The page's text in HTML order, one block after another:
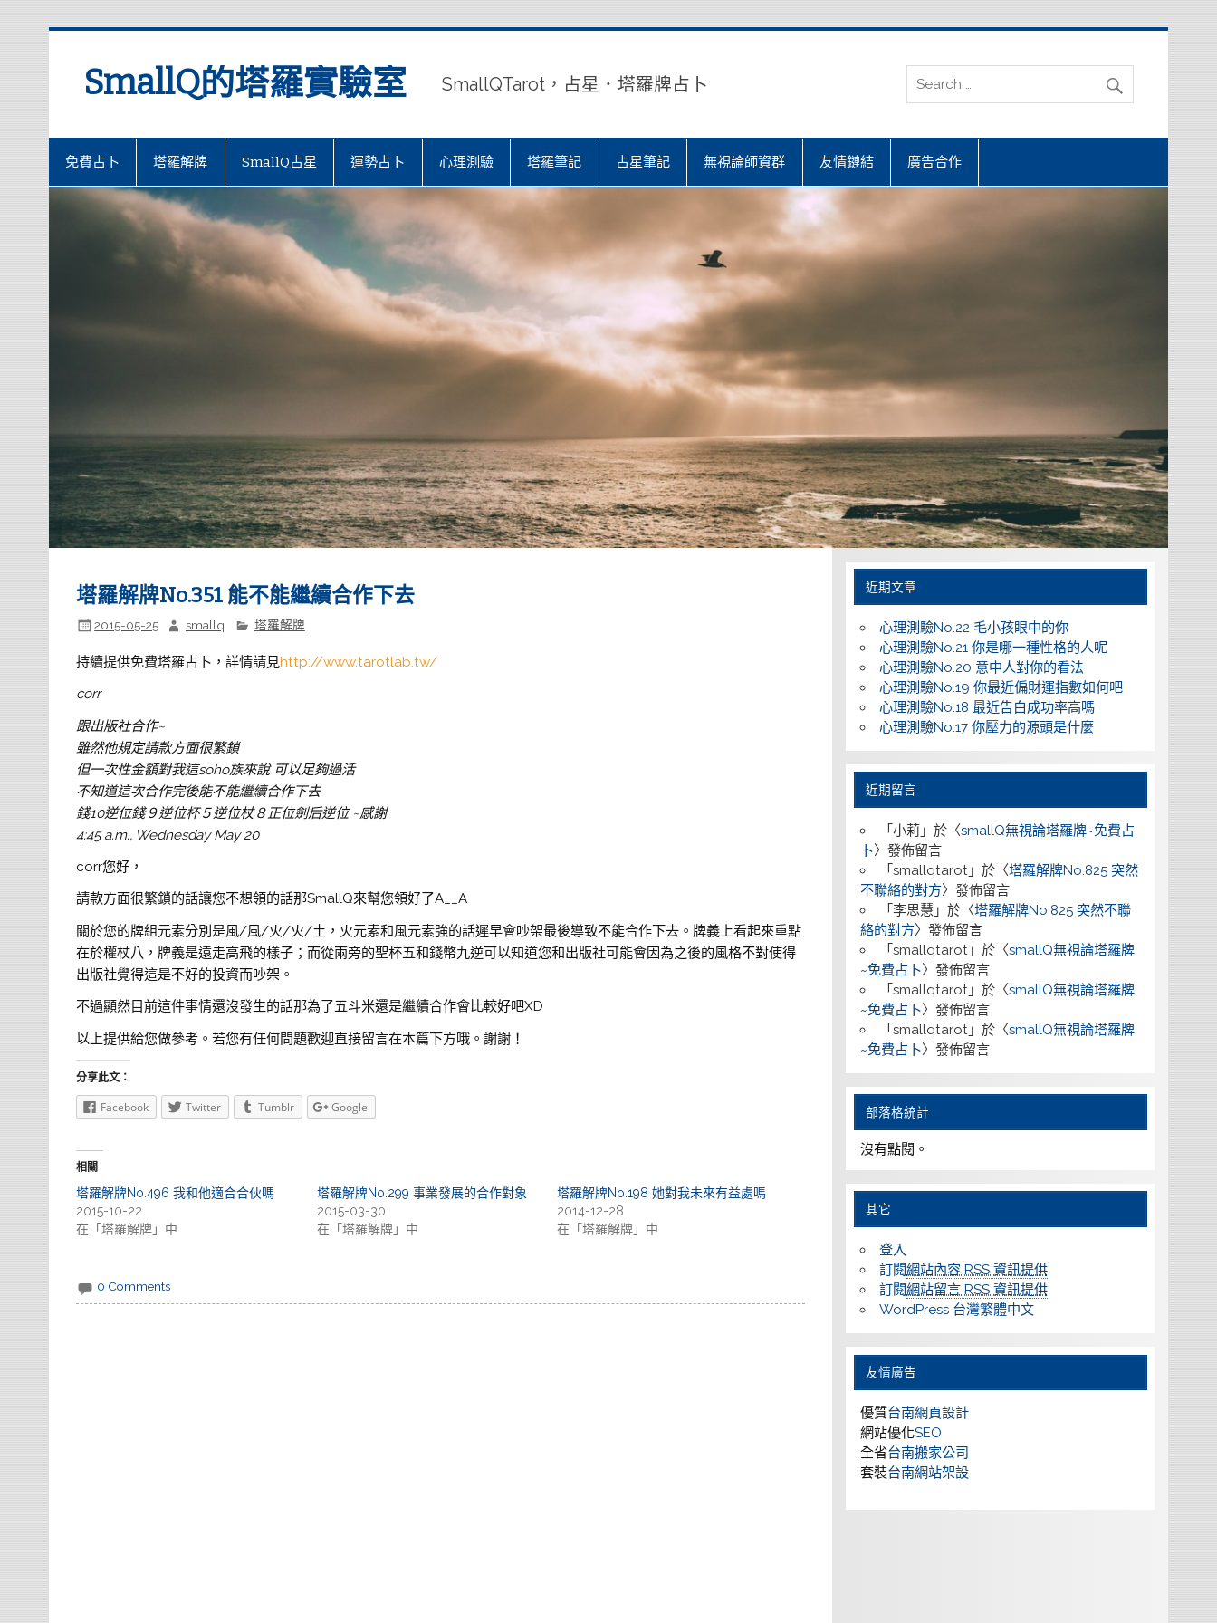
SmallQ的塔羅實驗室 SmallQTarot，占星．塔羅牌占卜
免費占卜 塔羅解牌 SmallQ占星 運勢占卜 心理測驗 塔羅筆記 占星筆記 無視論師資群 友情鏈結 廣告合作
塔羅解牌No.351 能不能繼續合作下去
2015-05-25 smallq 塔羅解牌
持續提供免費塔羅占卜，詳情請見http://www.tarotlab.tw/
corr
跟出版社合作~
雖然他規定請款方面很繁鎖
但一次性金額對我這soho族來說 可以足夠過活
不知道這次合作完後能不能繼續合作下去
錢10逆位錢９逆位杯５逆位杖８正位劍后逆位 ~感謝
4:45 a.m., Wednesday May 20
corr您好，
請款方面很繁鎖的話讓您不想領的話那SmallQ來幫您領好了A__A
關於您的牌組元素分別是風/風/火/火/土，火元素和風元素強的話遲早會吵架最後導致不能合作下去。牌義上看起來重點
在於權杖八，牌義是遠走高飛的樣子；而從兩旁的聖杯五和錢幣九逆可以知道您和出版社可能會因為之後的風格不對使得
出版社覺得這是不好的投資而吵架。
不過顯然目前這件事情還沒發生的話那為了五斗米還是繼續合作會比較好吧XD
以上提供給您做參考。若您有任何問題歡迎直接留言在本篇下方哦。謝謝！
分享此文：
Facebook Twitter Tumblr Google
相關
塔羅解牌No.496 我和他適合合伙嗎
2015-10-22
在「塔羅解牌」中
塔羅解牌No.299 事業發展的合作對象
2015-03-30
在「塔羅解牌」中
塔羅解牌No.198 她對我未來有益處嗎
2014-12-28
在「塔羅解牌」中
0 Comments
近期文章
心理測驗No.22 毛小孩眼中的你
心理測驗No.21 你是哪一種性格的人呢
心理測驗No.20 意中人對你的看法
心理測驗No.19 你最近偏財運指數如何吧
心理測驗No.18 最近告白成功率高嗎
心理測驗No.17 你壓力的源頭是什麼
近期留言
「 小莉」於〈smallQ無視論塔羅牌~免費占
卜〉發佈留言
「 smallqtarot」於〈塔羅解牌No.825 突然
不聯絡的對方〉發佈留言
「 李思慧」於〈塔羅解牌No.825 突然不聯
絡的對方〉發佈留言
「 smallqtarot」於〈smallQ無視論塔羅牌
~免費占卜〉發佈留言
「 smallqtarot」於〈smallQ無視論塔羅牌
~免費占卜〉發佈留言
「 smallqtarot」於〈smallQ無視論塔羅牌
~免費占卜〉發佈留言
部落格統計
沒有點閱。
其它
登入
訂閱網站內容 RSS 資訊提供
訂閱網站留言 RSS 資訊提供
WordPress 台灣繁體中文
友情廣告
優質台南網頁設計
網站優化SEO
全省台南搬家公司
套裝台南網站架設